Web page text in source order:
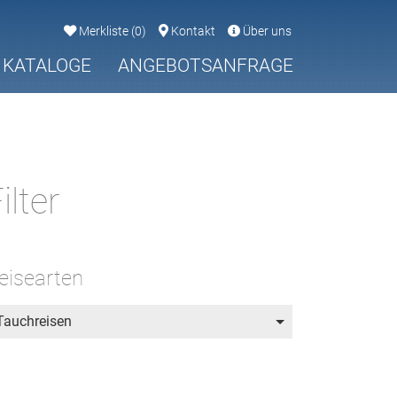
Merkliste (0) Kontakt Über uns
KATALOGE ANGEBOTSANFRAGE